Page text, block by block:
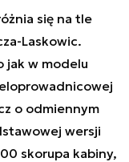
się na tle
Laskowic.
jak w modelu
o odmiennym
wersji
skorupa kabiny,